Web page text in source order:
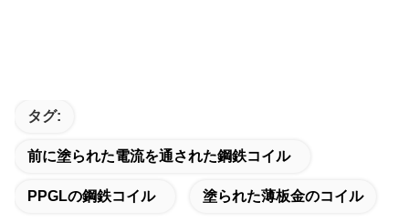
タグ:
前に塗られた電流を通された鋼鉄コイル
PPGLの鋼鉄コイル 塗られた薄板金のコイル